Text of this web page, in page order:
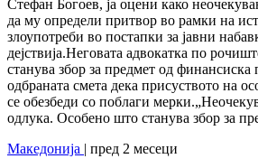
Стефан Богоев, ја оцени како
да му определи притвор во рамки на
злоупотреби во постапки за јавни
дејствија.Неговата адвокатка по
станува збор за предмет од финансиска
одбраната смета дека присуството на
се обезбеди со поблаги
одлука. Особено што станува збор за
Македонија | пред 2 месеци